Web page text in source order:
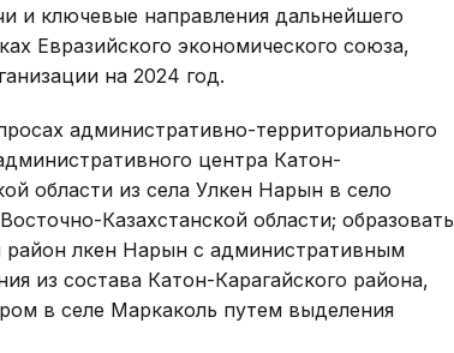
и ключевые направления дальнейшего
Евразийского экономического союза,
на 2024 год.
административно-территориального
центра Катон-
области из села Улкен Нарын в село
Казахстанской области; образовать
Үлкен Нарын с административным
из состава Катон-Карагайского района,
в селе Маркаколь путем выделения